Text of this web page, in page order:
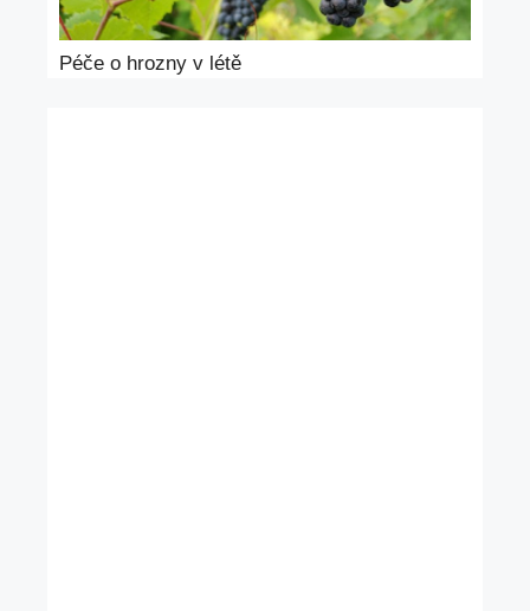
Péče o hrozny v létě